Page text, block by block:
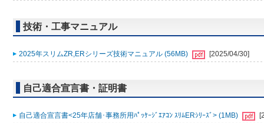
技術・工事マニュアル
2025年スリムZR,ERシリーズ技術マニュアル (56MB) [2025/04/30]
自己適合宣言書・証明書
自己適合宣言書<25年店舗･事務所用ﾊﾟｯｹｰｼﾞｴｱｺﾝ ｽﾘﾑERｼﾘｰｽﾞ> (1MB)